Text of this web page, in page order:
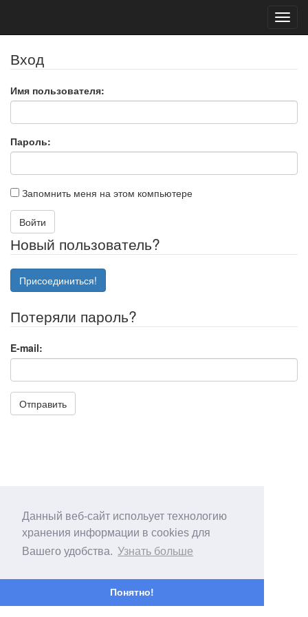
Данный веб-сайт испольует технологию
хранения информации в cookies для
Вашего удобства. Узнать больше
Понятно!
Вход
Имя пользователя:
Пароль:
Запомнить меня на этом компьютере
Войти
Новый пользователь?
Присоединиться!
Потеряли пароль?
E-mail:
Отправить